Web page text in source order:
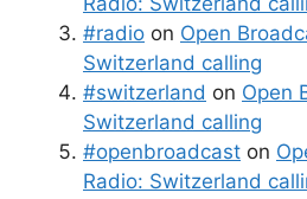
#radio on Open
Switzerland calling
#switzerland on Open
Switzerland calling
#openbroadcast on
Radio: Switzerland